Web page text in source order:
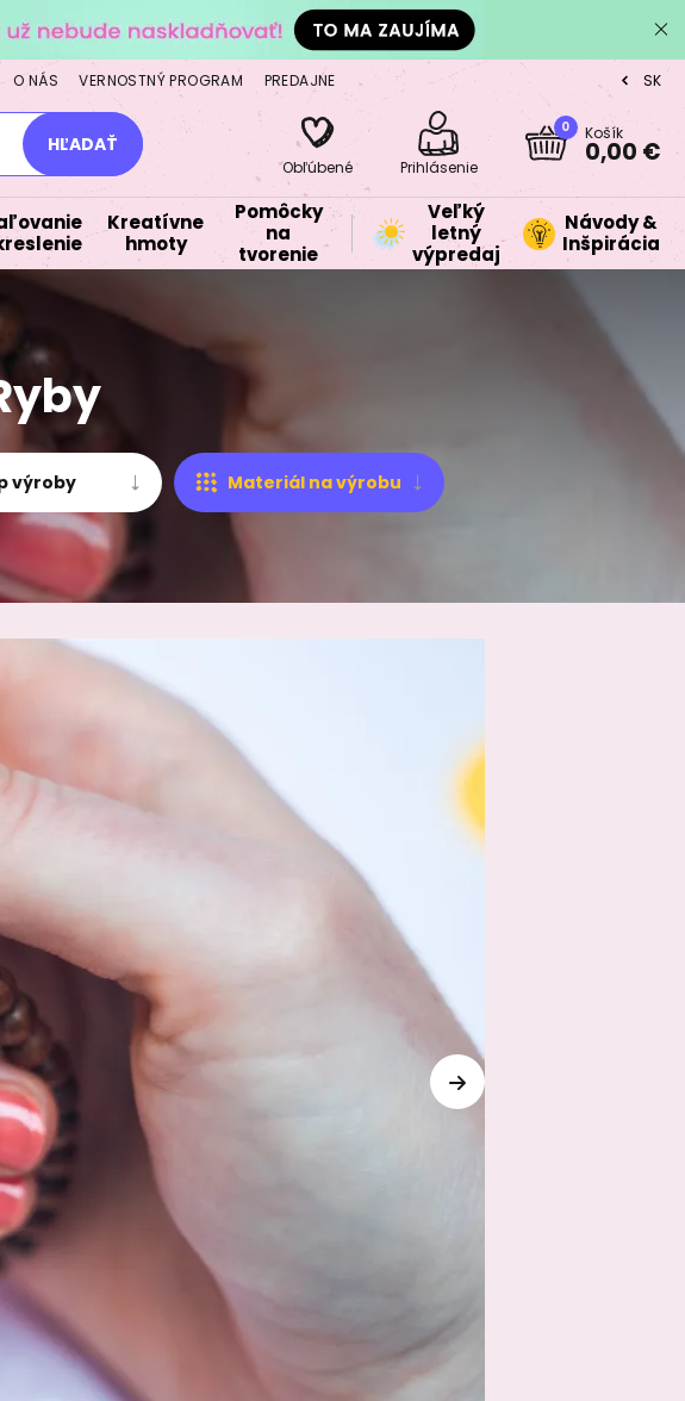
O NÁS VERNOSTNÝ PROGRAM PREDAJNE CZ
SK
HĽADAŤ
Obľúbené Prihlásenie
0 Košík
0,00 €
Kreatívne
hmoty
Pomôcky
na
tvorenie
Veľký
letný
výpredaj
Návody &
Inšpirácia
výroby Materiál na výrobu